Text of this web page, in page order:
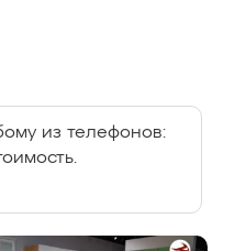
из телефонов: